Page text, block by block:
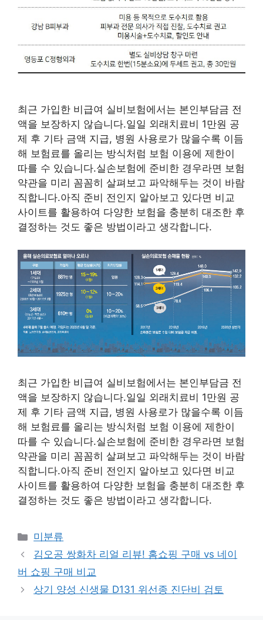
최근 가입한 비급여 실비보험에서는 본인부담금 전
액을 보장하지 않습니다.일일 외래치료비 1만원 공
제 후 기타 금액 지급, 병원 사용로가 많을수록 이듬
해 보험료를 올리는 방식처럼 보험 이용에 제한이
따를 수 있습니다.실손보험에 준비한 경우라면 보험
약관을 미리 꼼꼼히 살펴보고 파악해두는 것이 바람
직합니다.아직 준비 전인지 알아보고 있다면 비교
사이트를 활용하여 다양한 보험을 충분히 대조한 후
결정하는 것도 좋은 방법이라고 생각합니다.
최근 가입한 비급여 실비보험에서는 본인부담금 전
액을 보장하지 않습니다.일일 외래치료비 1만원 공
제 후 기타 금액 지급, 병원 사용로가 많을수록 이듬
해 보험료를 올리는 방식처럼 보험 이용에 제한이
따를 수 있습니다.실손보험에 준비한 경우라면 보험
약관을 미리 꼼꼼히 살펴보고 파악해두는 것이 바람
직합니다.아직 준비 전인지 알아보고 있다면 비교
사이트를 활용하여 다양한 보험을 충분히 대조한 후
결정하는 것도 좋은 방법이라고 생각합니다.
Categories
미분류
김오공 쌍화차 리얼 리뷰! 홈쇼핑 구매 vs 네이
버 쇼핑 구매 비교
상기 양성 신생물 D131 위선종 진단비 검토